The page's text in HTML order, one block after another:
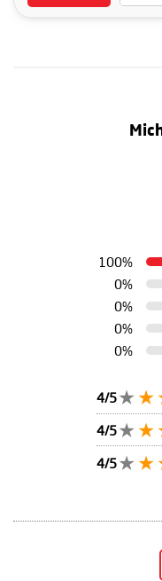
100%
0%
0%
0%
0%
4/5
4/5
4/5